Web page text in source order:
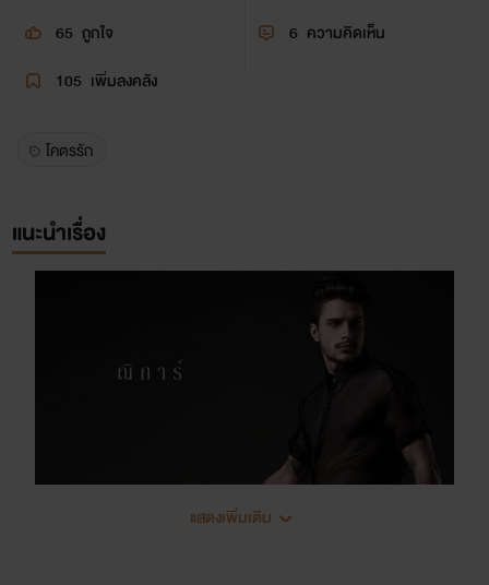
65 ถูกใจ 6 ความคิดเห็น
105 เพิ่มลงคลัง
โคตรรัก
แนะนำเรื่อง
แสดงเพิ่มเติม